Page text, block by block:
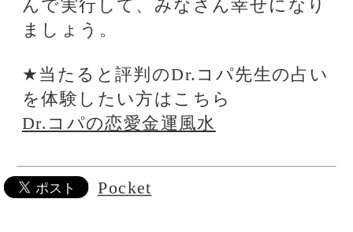
Pocket
Dr.コパの風水辞典～その3～
Dr.コパのギャンブル風水
当たると評判の話題の占い師